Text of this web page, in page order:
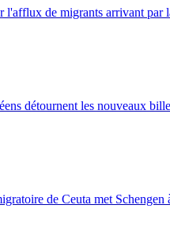
l'afflux de migrants arrivant par
détournent les nouveaux
de Ceuta met Schengen